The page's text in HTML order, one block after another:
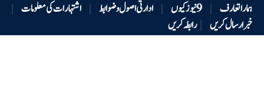
ہمارا تعارف | 9 نیوزکیوں | ادارتی اصول و ضوابط | اشتہارات کی معلومات |
خبر ارسال کریں | رابطہ کریں